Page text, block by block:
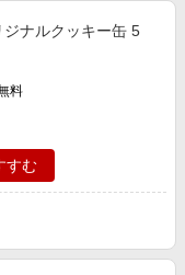
ナルクッキー缶 5
料
すむ